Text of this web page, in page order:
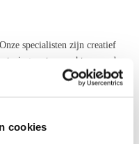
cookies
specialisten zijn creatief
echt passend
lukt alleen als we
passing. Dan bepalen